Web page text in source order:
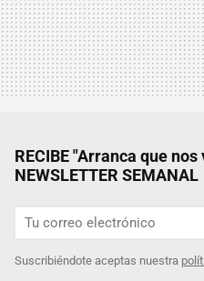
RECIBE "Arranca que
NEWSLETTER SEMANAL
Suscribiéndote aceptas nuestra